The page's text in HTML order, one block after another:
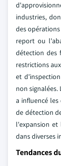
industries,
des
report ou
détection des
restrictions
et
non
a influencé
de détection
l'expansion
dans diverses
Tendances